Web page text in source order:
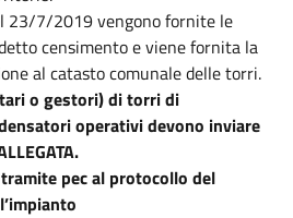
23/7/2019 vengono fornite le
censimento e viene fornita la
al catasto comunale delle torri.
o gestori) di torri di
operativi devono inviare
pec al protocollo del